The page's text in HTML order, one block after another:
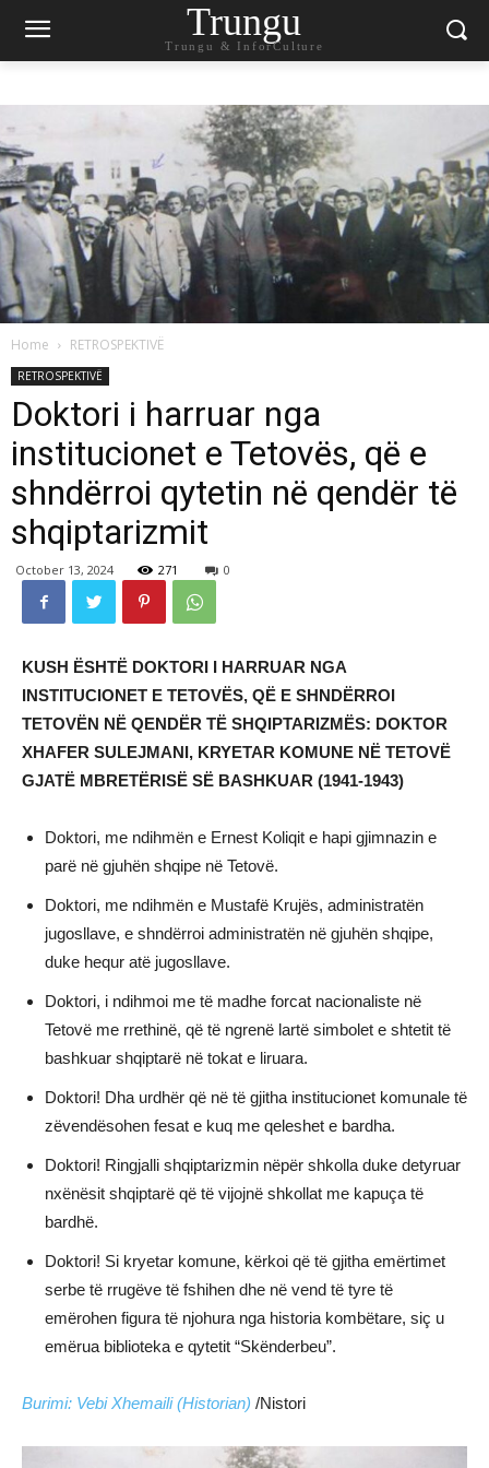
Trungu
Trungu & InforCulture
Home RETROSPEKTIVË
RETROSPEKTIVË
Doktori i harruar nga
institucionet e Tetovës, që e
shndërroi qytetin në qendër të
shqiptarizmit
October 13, 2024 271 0
KUSH ËSHTË DOKTORI I HARRUAR NGA
INSTITUCIONET E TETOVËS, QË E SHNDËRROI
TETOVËN NË QENDËR TË SHQIPTARIZMËS: DOKTOR
XHAFER SULEJMANI, KRYETAR KOMUNE NË TETOVË
GJATË MBRETËRISË SË BASHKUAR (1941-1943)
Doktori, me ndihmën e Ernest Koliqit e hapi gjimnazin e
parë në gjuhën shqipe në Tetovë.
Doktori, me ndihmën e Mustafë Krujës, administratën
jugosllave, e shndërroi administratën në gjuhën shqipe,
duke hequr atë jugosllave.
Doktori, i ndihmoi me të madhe forcat nacionaliste në
Tetovë me rrethinë, që të ngrenë lartë simbolet e shtetit të
bashkuar shqiptarë në tokat e liruara.
Doktori! Dha urdhër që në të gjitha institucionet komunale të
zëvendësohen fesat e kuq me qeleshet e bardha.
Doktori! Ringjalli shqiptarizmin nëpër shkolla duke detyruar
nxënësit shqiptarë që të vijojnë shkollat me kapuça të
bardhë.
Doktori! Si kryetar komune, kërkoi që të gjitha emërtimet
serbe të rrugëve të fshihen dhe në vend të tyre të
emërohen figura të njohura nga historia kombëtare, siç u
emërua biblioteka e qytetit “Skënderbeu”.
Burimi: Vebi Xhemaili (Historian) /Nistori